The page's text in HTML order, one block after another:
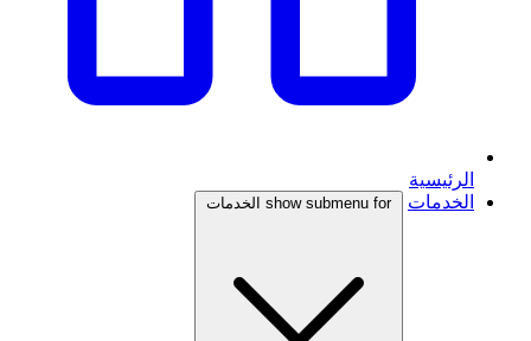
الرئيسية
الخدمات
show submenu for الخدمات